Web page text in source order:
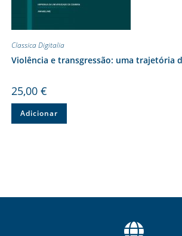
Classica Digitalia
Violência e transgressão: uma trajetória
25,00 €
Adicionar